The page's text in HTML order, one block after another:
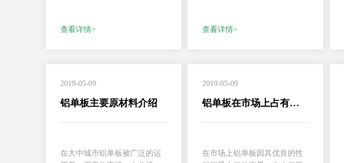
查看详情> 查看详情>
2019-05-09
铝单板主要原材料介绍
在大中城市铝单板被广泛的运
2019-05-09
铝单板在市场上占有一席之地的原因
在市场上铝单板因其优良的性